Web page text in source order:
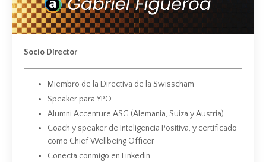
Socio Director
Miembro de la Directiva de la Swisscham
Speaker para YPO
Alumni Accenture ASG (Alemania, Suiza y Austria)
Coach y speaker de Inteligencia Positiva, y certificado
como Chief Wellbeing Officer
Conecta conmigo en Linkedin